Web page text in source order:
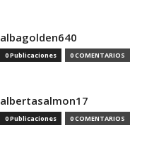
albagolden640
0 Publicaciones 0 COMENTARIOS
albertasalmon17
0 Publicaciones 0 COMENTARIOS